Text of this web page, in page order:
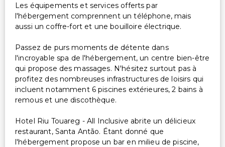
Les équipements et services offerts par
l'hébergement comprennent un téléphone, mais
aussi un coffre-fort et une bouilloire électrique.
Passez de purs moments de détente dans
l'incroyable spa de l'hébergement, un centre bien-être
qui propose des massages. N'hésitez surtout pas à
profitez des nombreuses infrastructures de loisirs qui
incluent notamment 6 piscines extérieures, 2 bains à
remous et une discothèque.
Hotel Riu Touareg - All Inclusive abrite un délicieux
restaurant, Santa Antão. Étant donné que
l'hébergement propose un bar en milieu de piscine,